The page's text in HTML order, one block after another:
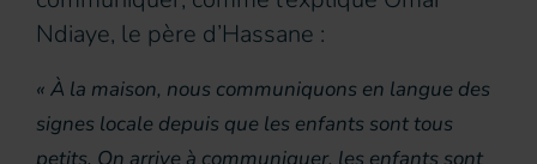
Ndiaye, le père d’Hassane :
« À la maison, nous communiquons en langue des
signes locale depuis que les enfants sont tous